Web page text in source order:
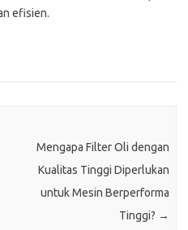
efisien.
Mengapa Filter Oli dengan
Kualitas Tinggi Diperlukan
untuk Mesin Berperforma
Tinggi? →